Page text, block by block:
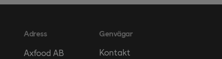
Adress
Axfood AB
Genvägar
Kontakt